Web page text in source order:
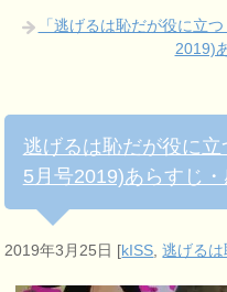
「逃げるは恥だが役に立
2019)
逃げるは恥だが役に
5月号2019)あらすじ
2019年3月25日 [kISS,逃げる